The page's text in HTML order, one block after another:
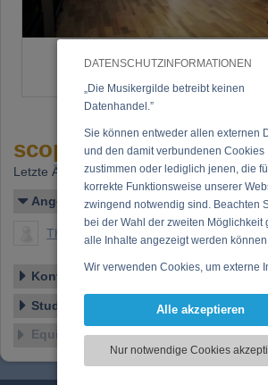
DATENSCHUTZINFORMATIONEN
„Die Musikergilde betreibt keinen
Datenhandel.”
Sie können entweder allen externen
und den damit verbundenen Cookies
zustimmen oder lediglich jenen, die
korrekte Funktionsweise unserer
zwingend notwendig sind. Beachten
bei der Wahl der zweiten Möglichkeit
alle Inhalte angezeigt werden
Wir verwenden Cookies, um externe
Funktionen für soziale Medien
zu analysieren. Dabei werden ggf.
Informationen zu Ihrer Verwendung
Alle akzeptieren
Nur notwendige Cookies
scopeaudio
Letzte Änderung: 14.09.2016
Angelegt von
Thomas Aichinger (DI Thomas
Kontakt/Anschrift
Studio-Details
Equipment